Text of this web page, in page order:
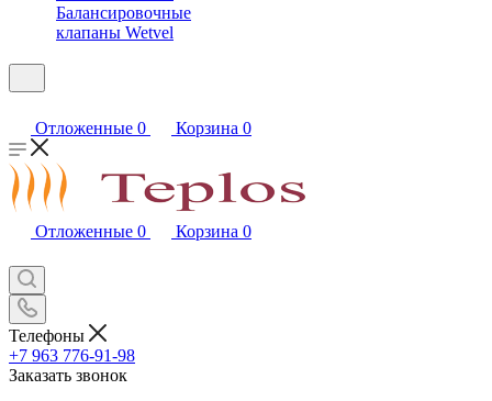
Балансировочные
клапаны Wetvel
Отложенные 0 Корзина 0
Отложенные 0 Корзина 0
Телефоны
+7 963 776-91-98
Заказать звонок